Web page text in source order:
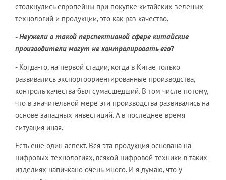
столкнулись европейцы при покупке китайских зеленых
технологий и продукции, это как раз качество.
-Неужели в такой перспективной сфере китайские
производители могут не контролировать его?
- Когда-то, на первой стадии, когда в Китае только
развивались экспортоориентированные производства,
контроль качества был сумасшедший. В том числе потому,
что в значительной мере эти производства развивались на
основе западных инвестиций. А в последнее время
ситуация иная.
Есть еще один аспект. Вся эта продукция основана на
цифровых технологиях, всякой цифровой техники в таких
изделиях напичкано очень много. И я думаю, что у